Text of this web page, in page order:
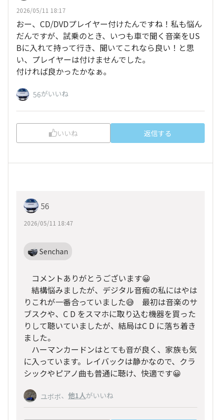
2026/05/11 18:17
おー、CD/DVDプレイヤー付けたんですね！私も悩ん
だんですが、試乗のとき、いつも車で聞く音楽をUS
Bに入れて持って行き、聞いてこれなら良い！と思
い、プレイヤーは付けませんでした。
付ければ良かったかなぁ。
56がいいね
いいね 返信する
56
2026/05/11 18:47
Senchan
コメントありがとうございます😀
結構悩みましたが、デジタル音痴の私にはやは
りこれが一番合っていました😅 最初は音楽のサ
ブスクや、C D をスマホに取り込む機器を買った
りして聴いていましたが、結局はC D に落ち着き
ました。
ハーマンカードンはとても音が良く、家族も気
に入っています。レイバックは静かなので、クラ
シックやピアノ曲も普通に聴け、快適です😀
ユボボ、 他1人がいいね